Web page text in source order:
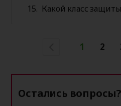
Какой класс
1 2
Остались вопросы?